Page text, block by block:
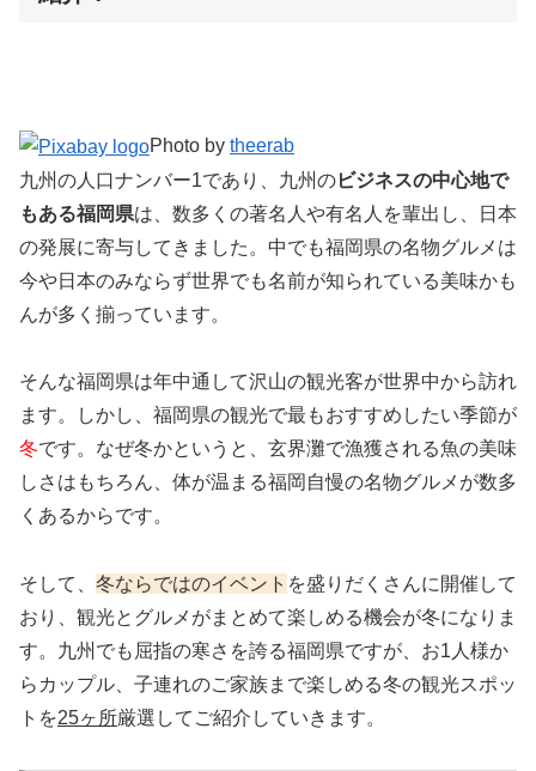
Photo by theerab
九州の人口ナンバー1であり、九州のビジネスの中心地で
もある福岡県は、数多くの著名人や有名人を輩出し、日本
の発展に寄与してきました。中でも福岡県の名物グルメは
今や日本のみならず世界でも名前が知られている美味かも
んが多く揃っています。
そんな福岡県は年中通して沢山の観光客が世界中から訪れ
ます。しかし、福岡県の観光で最もおすすめしたい季節が
冬です。なぜ冬かというと、玄界灘で漁獲される魚の美味
しさはもちろん、体が温まる福岡自慢の名物グルメが数多
くあるからです。
そして、 冬ならではのイベント を盛りだくさんに開催して
おり、観光とグルメがまとめて楽しめる機会が冬になりま
す。九州でも屈指の寒さを誇る福岡県ですが、お1人様か
らカップル、子連れのご家族まで楽しめる冬の観光スポッ
トを25ヶ所厳選してご紹介していきます。